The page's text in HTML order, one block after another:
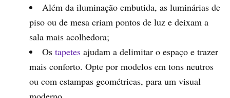
Além da iluminação embutida, as luminárias de
piso ou de mesa criam pontos de luz e deixam a
sala mais acolhedora;
Os tapetes ajudam a delimitar o espaço e trazer
mais conforto. Opte por modelos em tons neutros
ou com estampas geométricas, para um visual